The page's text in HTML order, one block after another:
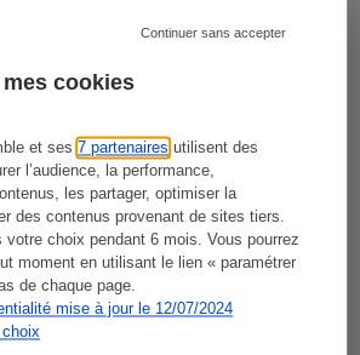
mes cookies
et ses7 partenaires utilisent des
l’audience, la performance,
les partager, optimiser la
des contenus provenant de sites tiers.
votre choix pendant 6 mois. Vous pourrez
moment en utilisant le lien « paramétrer
de chaque page.
mise à jour le 12/07/2024
choix
Continuer sans accepter
garanties possibles